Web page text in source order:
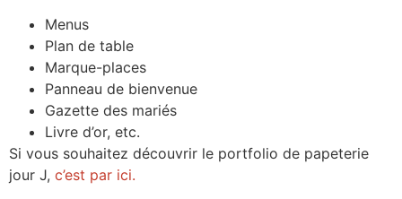
Menus
Plan de table
Marque-places
Panneau de bienvenue
Gazette des mariés
Livre d’or, etc.
Si vous souhaitez découvrir le portfolio de papeterie
jour J, c’est par ici.